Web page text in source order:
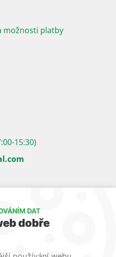
možnosti platby
15:30)
DAT
dobře